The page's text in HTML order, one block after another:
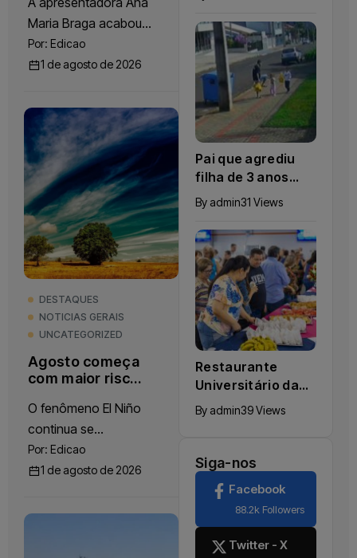
Paulo
Maria Braga acabou
sendo internada em um
hospital particular de
sexta-feira, 31 de...
Por: Edicao
1 de agosto de 2026
DESTAQUES
NOTICIAS GERAIS
UNCATEGORIZED
Agosto começa
com maior risco
diz ONU
O fenômeno El Niño
continua se
intensificando e deve
atingir intensidade forte
de 2026,...
Por: Edicao
1 de agosto de 2026
contido por
morador em
Sarandi
Pai que agrediu
filha de 3 anos
com chute é
investigado pela
Polícia Civil no
Paraná
By admin31 Views
Restaurante
Universitário da
UEM retoma
atendimento
quinta-feira (09)
By admin39 Views
Siga-nos
Facebook
88.2k Followers
Twitter - X